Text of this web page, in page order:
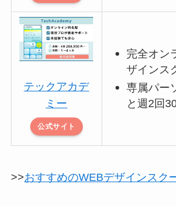
テックアカデ
ミー
公式サイト
完全オン
ザインス
専属パー
と週2回
>>おすすめのWEBデザインスク